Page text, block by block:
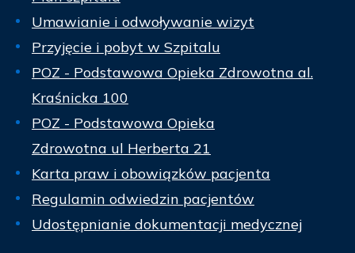
Umawianie i odwoływanie wizyt
Przyjęcie i pobyt w Szpitalu
POZ - Podstawowa Opieka Zdrowotna al.
Kraśnicka 100
POZ - Podstawowa Opieka
Zdrowotna ul Herberta 21
Karta praw i obowiązków pacjenta
Regulamin odwiedzin pacjentów
Udostępnianie dokumentacji medycznej